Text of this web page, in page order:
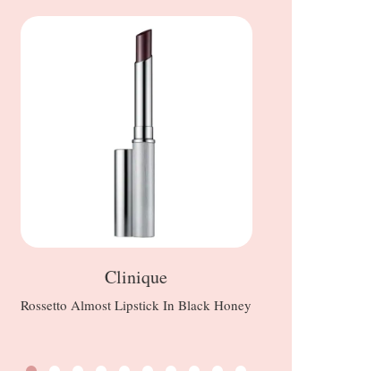
Clinique
Rossetto Almost Lipstick In Black Honey